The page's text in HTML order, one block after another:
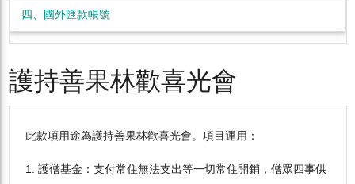
四、國外匯款帳號
護持善果林歡喜光會
此款項用途為護持善果林歡喜光會。項目運用：
1. 護僧基金：支付常住無法支出等一切常住開銷，僧眾四事供